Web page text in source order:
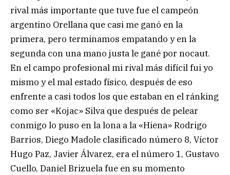
rival más importante que tuve fue el campeón
argentino Orellana que casi me ganó en la
primera, pero terminamos empatando y en la
segunda con una mano justa le gané por nocaut.
En el campo profesional mi rival más difícil fui yo
mismo y el mal estado físico, después de eso
enfrente a casi todos los que estaban en el ránking
como ser «Kojac» Silva que después de pelear
conmigo lo puso en la lona a la «Hiena» Rodrigo
Barrios, Diego Madole clasificado número 8, Víctor
Hugo Paz, Javier Álvarez, era el número 1, Gustavo
Cuello, Daniel Brizuela fue en su momento